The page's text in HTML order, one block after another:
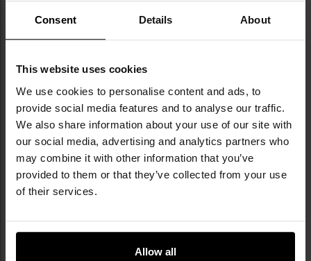
Consent Details About
This website uses cookies
We use cookies to personalise content and ads, to
provide social media features and to analyse our traffic.
We also share information about your use of our site with
our social media, advertising and analytics partners who
may combine it with other information that you’ve
provided to them or that they’ve collected from your use
of their services.
Allow all
продукція й донині вважається зразком
користувачами серія Becker, що поєднує
практичні рішення із сучасним підходом до
проєктування ножів.
ТЕХНІЧНІ ДАНІ
Докладніше
Тип ножа
З фіксованим